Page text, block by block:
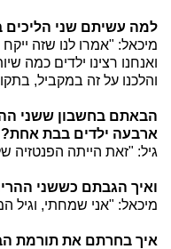
למה עשיתם שני הליכים
מיכאל: "אמרו לנו שזה
ואנחנו רצינו ילדים כמה
והלכנו על זה במקביל,
הבאתם בחשבון ששני
ארבעה ילדים בבת אחת?
גיל: "זאת הייתה
ואיך הגבתם כששני
מיכאל: "אני שמחתי, וגיל
איך בחרתם את תורמת